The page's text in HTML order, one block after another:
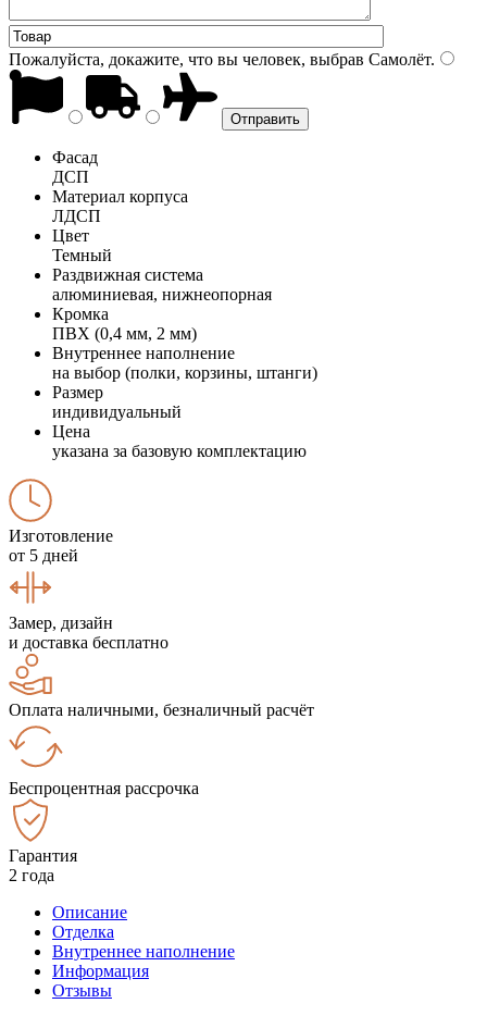
Пожалуйста, докажите, что вы человек, выбрав Самолёт.
Фасад
ДСП
Материал корпуса
ЛДСП
Цвет
Темный
Раздвижная система
алюминиевая, нижнеопорная
Кромка
ПВХ (0,4 мм, 2 мм)
Внутреннее наполнение
на выбор (полки, корзины, штанги)
Размер
индивидуальный
Цена
указана за базовую комплектацию
Изготовление
от 5 дней
Замер, дизайн
и доставка бесплатно
Оплата наличными, безналичный расчёт
Беспроцентная рассрочка
Гарантия
2 года
Описание
Отделка
Внутреннее наполнение
Информация
Отзывы